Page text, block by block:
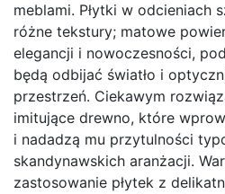
meblami. Płytki w odcieniach
różne tekstury; matowe
elegancji i nowoczesności,
będą odbijać światło i
przestrzeń. Ciekawym
imitujące drewno, które
i nadadzą mu przytulności
skandynawskich aranżacji.
zastosowanie płytek z